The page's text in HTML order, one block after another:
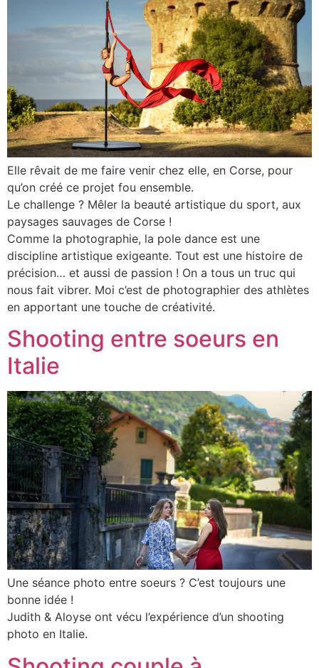
Elle rêvait de me faire venir chez elle, en Corse, pour
qu’on créé ce projet fou ensemble.
Le challenge ? Mêler la beauté artistique du sport, aux
paysages sauvages de Corse !
Comme la photographie, la pole dance est une
discipline artistique exigeante. Tout est une histoire de
précision… et aussi de passion ! On a tous un truc qui
nous fait vibrer. Moi c’est de photographier des athlètes
en apportant une touche de créativité.
Shooting entre soeurs en
Italie
Une séance photo entre soeurs ? C’est toujours une
bonne idée !
Judith & Aloyse ont vécu l’expérience d’un shooting
photo en Italie.